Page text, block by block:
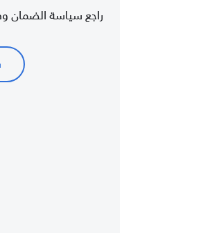
راجع سياسة الضمان